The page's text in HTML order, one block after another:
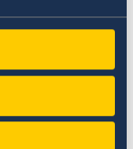
om ett
i Sverige.
tillfälligt och
resan.
landet du